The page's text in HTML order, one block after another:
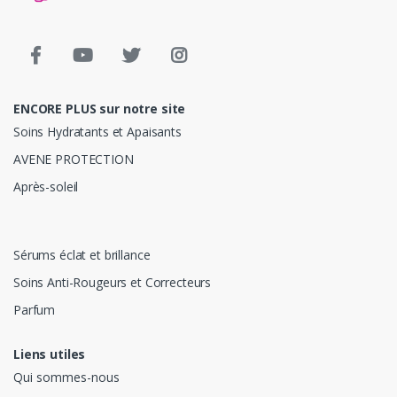
ENCORE PLUS sur notre site
Soins Hydratants et Apaisants
AVENE PROTECTION
Après-soleil
Sérums éclat et brillance
Soins Anti-Rougeurs et Correcteurs
Parfum
Liens utiles
Qui sommes-nous